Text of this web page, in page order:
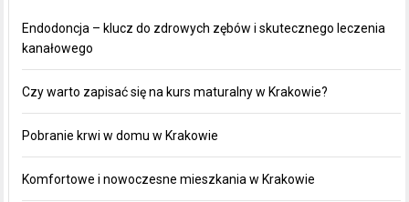
Endodoncja – klucz do zdrowych zębów i skutecznego leczenia
kanałowego
Czy warto zapisać się na kurs maturalny w Krakowie?
Pobranie krwi w domu w Krakowie
Komfortowe i nowoczesne mieszkania w Krakowie